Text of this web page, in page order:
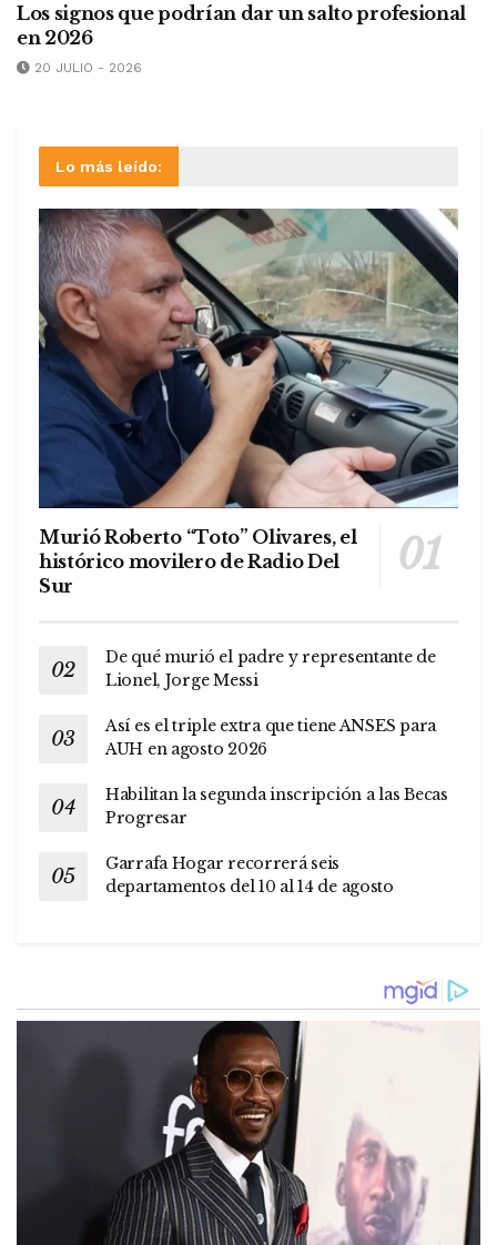
Los signos que podrían dar un salto profesional
en 2026
20 JULIO - 2026
Lo más leído:
Murió Roberto “Toto” Olivares, el
histórico movilero de Radio Del
Sur
De qué murió el padre y representante de
Lionel, Jorge Messi
Así es el triple extra que tiene ANSES para
AUH en agosto 2026
Habilitan la segunda inscripción a las Becas
Progresar
Garrafa Hogar recorrerá seis
departamentos del 10 al 14 de agosto